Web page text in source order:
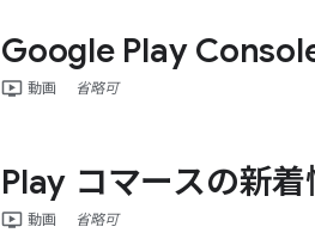
Google Play
ondemand_video 動画 省略可
Play コマースの新
ondemand_video 動画 省略可